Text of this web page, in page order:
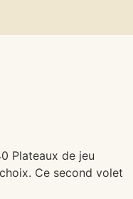
Plateaux de jeu
Ce second volet